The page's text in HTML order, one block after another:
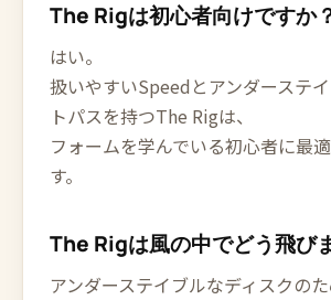
The Rigは初心者向けですか
はい。
扱いやすいSpeedとアンダーステ
トパスを持つThe Rigは、
フォームを学んでいる初心者に最
す。
The Rigは風の中でどう飛び
アンダーステイブルなディスクの